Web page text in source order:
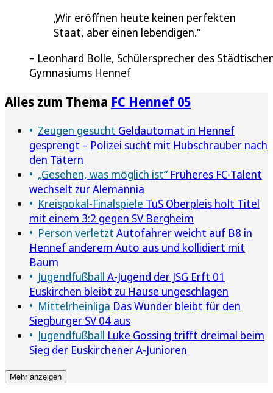
Wir eröffnen heute keinen perfekten
Staat, aber einen lebendigen.
Leonhard Bolle, Schülersprecher des
Gymnasiums Hennef
Alles zum Thema FC Hennef 05
Zeugen gesucht Geldautomat in Hennef
gesprengt – Polizei sucht mit Hubschrauber nach
den Tätern
„Gesehen, was möglich ist“ Früheres FC-Talent
wechselt zur Alemannia
Kreispokal-Finalspiele TuS Oberpleis holt Titel
mit einem 3:2 gegen SV Bergheim
Person verletzt Autofahrer weicht auf B8 in
Hennef anderem Auto aus und kollidiert mit
Baum
Jugendfußball A-Jugend der JSG Erft 01
Euskirchen bleibt zu Hause ungeschlagen
Mittelrheinliga Das Wunder bleibt für den
Siegburger SV 04 aus
Jugendfußball Luke Gossing trifft dreimal beim
Sieg der Euskirchener A-Junioren
Mehr anzeigen